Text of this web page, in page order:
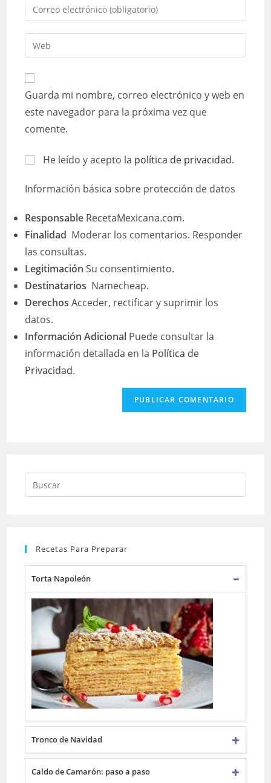
de
usuario
para
comentar
Introduce
tu
dirección
de
electrónico
para
comentar
Introduce
la
URL
de
tu
web
(opcional)
Guarda mi nombre, correo electrónico y web en
este navegador para la próxima vez que
comente.
He leído y acepto la política de privacidad.
Información básica sobre protección de datos
Responsable RecetaMexicana.com.
Finalidad Moderar los comentarios. Responder
las consultas.
Legitimación Su consentimiento.
Destinatarios Namecheap.
Derechos Acceder, rectificar y suprimir los
datos.
Información Adicional Puede consultar la
información detallada en la Política de
Privacidad.
Buscar:
Recetas Para Preparar
Torta Napoleón
Tronco de Navidad
Caldo de Camarón: paso a paso